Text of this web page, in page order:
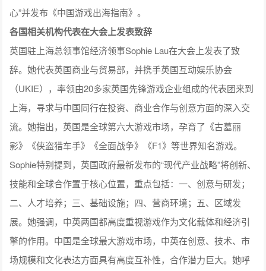
心”并发布《中国游戏出海指南》。
各国相关机构代表在大会上发表致辞
英国驻上海总领事馆经济领事Sophie Lau在大会上发表了致
辞。她代表英国商业与贸易部，并携手英国互动娱乐协会
（UKIE），率领由20多家英国先锋游戏企业组成的代表团来到
上海，寻求与中国同行在投资、商业合作与创意方面的深入交
流。她指出，英国是全球第六大游戏市场，孕育了《古墓丽
影》《侠盗猎车手》《全面战争》《F1》等世界知名游戏。
Sophie特别提到，英国政府最新发布的“现代产业战略”将创新、
技能和全球合作置于核心位置，重点包括：一、创意与研发；
二、人才培养；三、基础设施；四、营商环境；五、区域发
展。她强调，中英两国都高度重视游戏作为文化载体和经济引
擎的作用。中国是全球最大游戏市场，中英在创意、技术、市
场规模和文化表达方面具有高度互补性，合作潜力巨大。她呼